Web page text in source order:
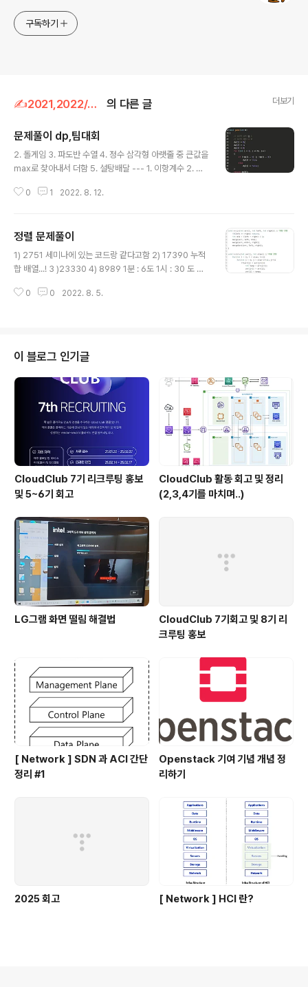
구독하기
✍2021,2022/알고리즘 의 다른 글 더보기
문제풀이 dp,팀대회
2. 돌게임 3. 파도반 수열 4. 정수 삼각형 아랫줄 중 큰값을
max로 찾아내서 더함 5. 설탕배달 --- 1. 이항계수 2. 이
4. 계단오르기 5. 퇴사
0 1 2022. 8. 12.
정렬 문제풀이
1) 2751 세미나에 있는 코드랑 같다고함 2) 17390 누적
합 배열...! 3 )23330 4) 8989 1분 : 6도 1시 : 30 도 분
M * 6 = 분침의 각도 H * 30 + M*1/2 (분침의 이동에
for문으로 구현 for문으로 하면 실수할 확률ㄹ이 준다던데
아 코드 다 못봄 --- 팀대회 1. 다른풀이 2. 하ㅏ..공부좀하
자......... 3 4 5 두 수를 선택해서 더한값이 0 에가까운지였
ㄴ 범위를 두가지로 나눠서 이분탐색을 진행 어우 ..
0 0 2022. 8. 5.
이 블로그 인기글
CloudClub 7기 리크루팅 홍보
및 5~6기 회고
CloudClub 활동 회고 및 정리
(2,3,4기를 마치며..)
LG그램 화면 떨림 해결법
CloudClub 7기회고 및 8기 리
크루팅 홍보
[ Network ] SDN 과 ACI 간단
정리 #1
Openstack 기여 기념 개념 정
리하기
2025 회고 [ Network ] HCI 란?